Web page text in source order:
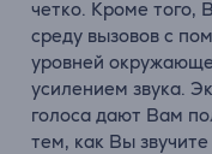
четко. Кроме того,
среду вызовов с
уровней
усилением звука.
голоса дают Вам
тем, как Вы